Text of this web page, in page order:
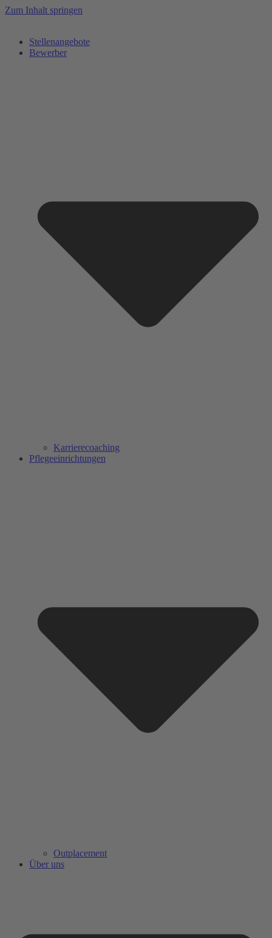
Zum Inhalt springen
Stellenangebote
Bewerber
Karrierecoaching
Pflegeeinrichtungen
Outplacement
Über uns